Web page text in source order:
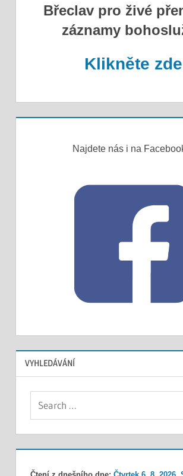
Břeclav pro živé
záznamy
Klikněte zde
Najdete nás i na
VYHLEDÁVÁNÍ